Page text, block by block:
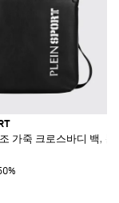
가죽 크로스바디 백,